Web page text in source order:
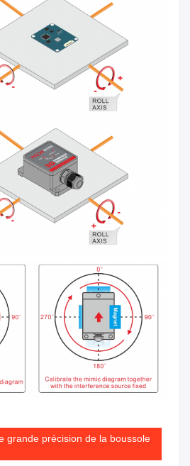
grande précision de la boussole